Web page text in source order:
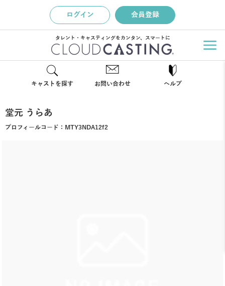
ログイン 会員登録
タレント・キャスティングをカンタン、スマートに
キャストを探す お問い合わせ ヘルプ
堂元 うらあ
プロフィールコード： MTY3NDA12f2